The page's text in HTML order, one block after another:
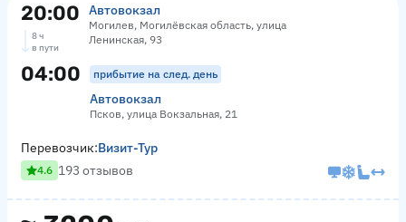
20:00 Автовокзал
Могилев, Могилёвская область, улица
Ленинская, 93
8 ч
в пути
04:00 прибытие на след. день
Автовокзал
Псков, улица Вокзальная, 21
Перевозчик:Визит-Тур
4.6 193 отзывов